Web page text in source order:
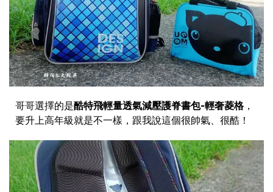
哥哥選擇的是酷特飛輕量透氣減壓護脊書包-輕奢菱格，
要升上高年級就是不一樣，跟我說這個很帥氣、很酷！